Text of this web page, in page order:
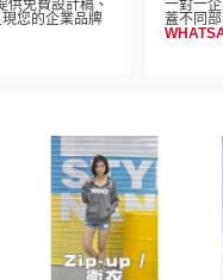
免費設計稿、
您的企業品牌
一對一
蓋不同